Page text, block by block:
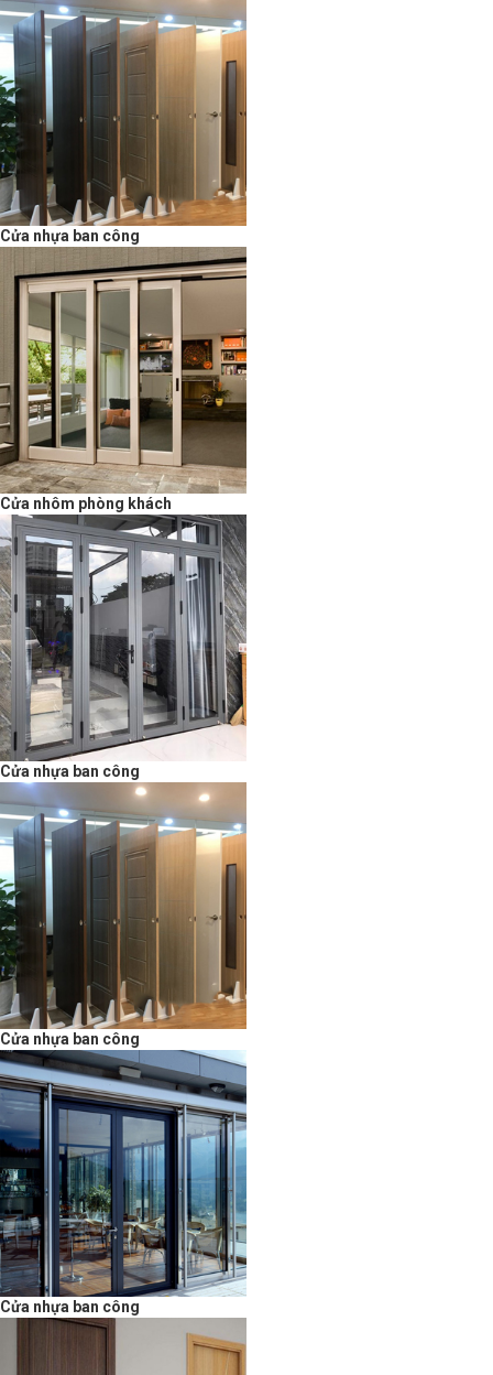
Cửa nhựa ban công
Cửa nhôm phòng khách
Cửa nhựa ban công
Cửa nhựa ban công
Cửa nhựa ban công